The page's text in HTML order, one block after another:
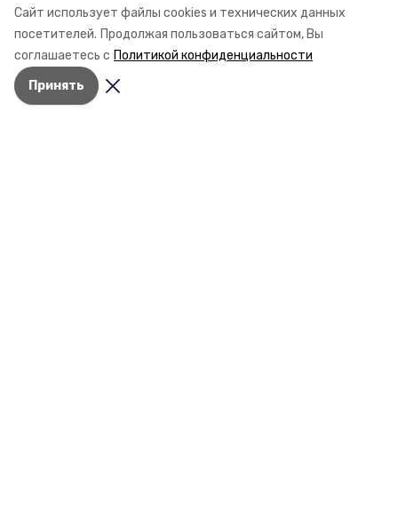
Сайт использует файлы cookies и технических данных
посетителей. Продолжая пользоваться сайтом, Вы
соглашаетесь с Политикой конфиденциальности
Принять
существования театр выпустил восемь спектаклей,
впереди — новые премьеры. О том, как стал
артистом, попал в Пятигорск и собрал труппу,
режиссёр рассказал корреспонденту «Портала
Пятигорска».